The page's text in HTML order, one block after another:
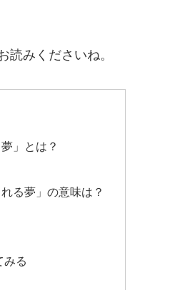
みくださいね。
」とは？
る夢」の意味は？
みる